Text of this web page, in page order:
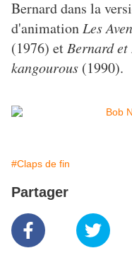
Bernard dans la
d'animation Les
(1976) et Bernard et
kangourous (1990).
#Claps de fin
Partager